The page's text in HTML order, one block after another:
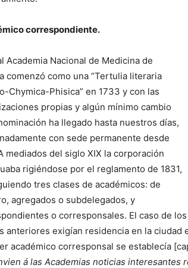
correspondiente.
Academia Nacional de Medicina de
comenzó como una “Tertulia literaria
Chymica-Phisica” en 1733 y con las
propias y algún mínimo cambio
ha llegado hasta nuestros días,
con sede permanente desde
mediados del siglo XIX la corporación
rigiéndose por el reglamento de 1831,
tres clases de académicos: de
agregados o subdelegados, y
o corresponsales. El caso de
anteriores exigían residencia en la ciudad
académico corresponsal se establecía
á las Academias noticias interesantes